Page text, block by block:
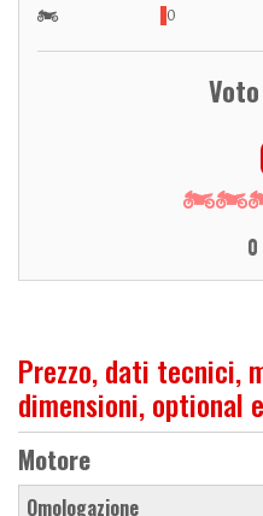
0
Prezzo, dati tecnici,
dimensioni, optional
Motore
Omologazione